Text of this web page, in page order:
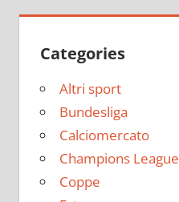
Categories
Altri sport
Bundesliga
Calciomercato
Champions League
Coppe